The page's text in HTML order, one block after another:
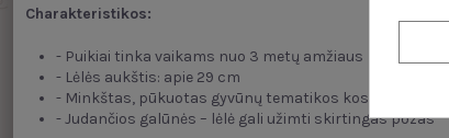
Charakteristikos:
- Puikiai tinka vaikams nuo 3 metų amžiaus
- Lėlės aukštis: apie 29 cm
- Minkštas, pūkuotas gyvūnų tematikos kostiumas
- Judančios galūnės – lėlė gali užimti skirtingas pozas